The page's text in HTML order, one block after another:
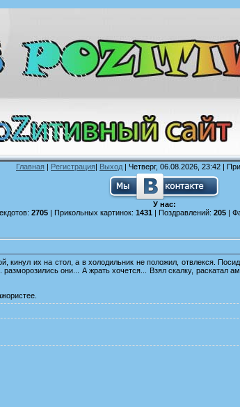
Главная | Регистрация| Выход | Четверг, 06.08.2026, 23:42 |
У нас:
2705| Прикольных картинок: 1431| Поздравлений: 205|
кинул их на стол, а в холодильник не положил, отвлекся.
они... А жрать хочется... Взял скалку, раскатал